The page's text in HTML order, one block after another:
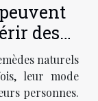
des
naturels
leur mode
personnes.